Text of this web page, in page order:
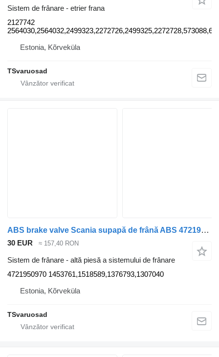
Sistem de frânare - etrier frana
2127742
Estonia, Kõrveküla
TSvaruosad
ABS brake valve Scania supapă de frână ABS 4721950970 pentru cap tractor Scania G340
30 EUR ≈ 157,40 RON
Sistem de frânare - altă piesă a sistemului de frânare
4721950970 1453761,1518589,1376793,1307040
Estonia, Kõrveküla
TSvaruosad